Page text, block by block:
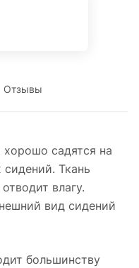
Отзывы
садятся на
Ткань
влагу.
вид сидений
большинству